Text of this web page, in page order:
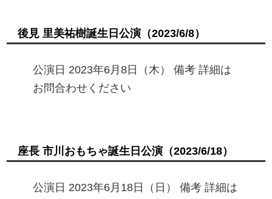
後見 里美祐樹誕生日公演（2023/6/8）
公演日 2023年6月8日（木） 備考 詳細は
お問合わせください
座長 市川おもちゃ誕生日公演（2023/6/18）
公演日 2023年6月18日（日） 備考 詳細は